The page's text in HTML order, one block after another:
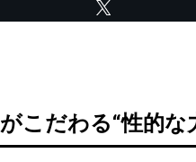
こだわる“性的な